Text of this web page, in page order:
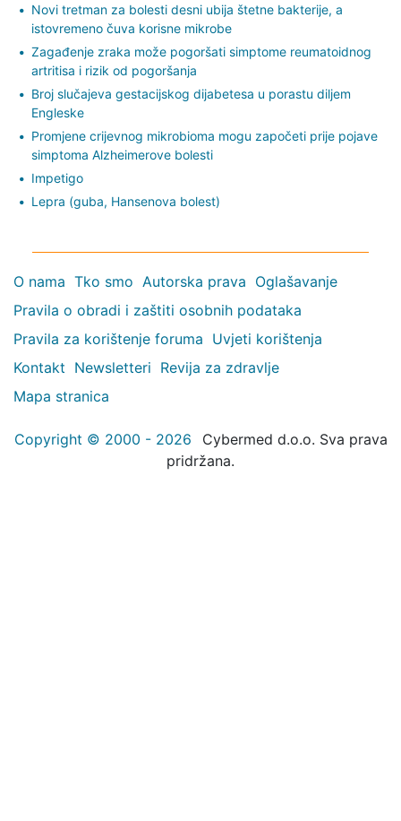
Novi tretman za bolesti desni ubija štetne bakterije, a
istovremeno čuva korisne mikrobe
Zagađenje zraka može pogoršati simptome reumatoidnog
artritisa i rizik od pogoršanja
Broj slučajeva gestacijskog dijabetesa u porastu diljem
Engleske
Promjene crijevnog mikrobioma mogu započeti prije pojave
simptoma Alzheimerove bolesti
Impetigo
Lepra (guba, Hansenova bolest)
O nama Tko smo Autorska prava Oglašavanje
Pravila o obradi i zaštiti osobnih podataka
Pravila za korištenje foruma Uvjeti korištenja
Kontakt Newsletteri Revija za zdravlje
Mapa stranica
Copyright © 2000 - 2026
Cybermed d.o.o. Sva prava
pridržana.